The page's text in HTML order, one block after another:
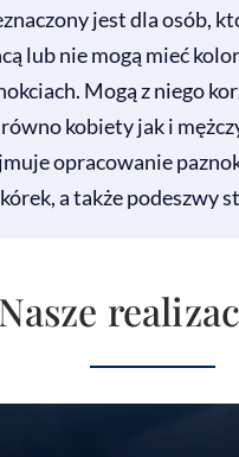
jest dla osób,
lub nie mogą mieć
Mogą z niego
kobiety jak i
opracowanie
a także podeszwy
Nasze